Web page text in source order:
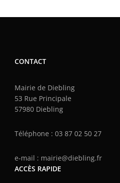
CONTACT
Mairie de Diebling
53 Rue Principale
57980 Diebling
Téléphone : 03 87 02 50 27
e-mail : mairie@diebling.fr
ACCÈS RAPIDE